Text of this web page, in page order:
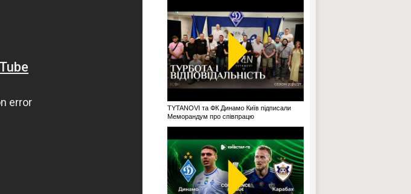
TYTANOVI та ФК Динамо Київ підписали
Меморандум про співпрацю